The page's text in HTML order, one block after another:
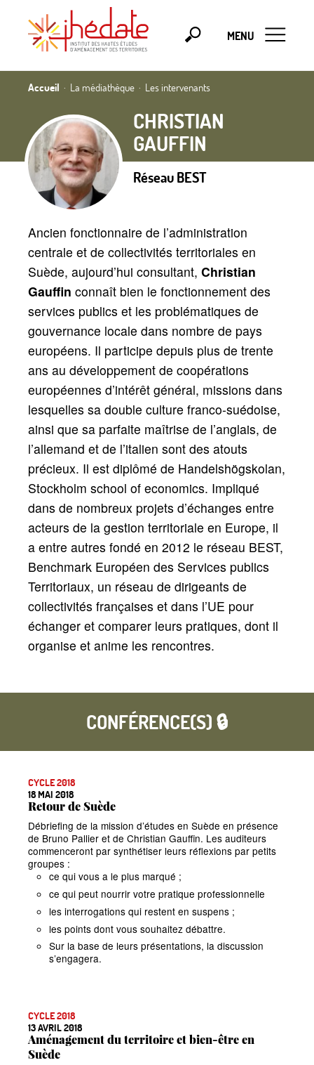
MENU
Accueil La médiathèque Les intervenants
CHRISTIAN
GAUFFIN
Réseau BEST
Ancien fonctionnaire de l’administration
centrale et de collectivités territoriales en
Suède, aujourd’hui consultant, Christian
Gauffin connaît bien le fonctionnement des
services publics et les problématiques de
gouvernance locale dans nombre de pays
européens. Il participe depuis plus de trente
ans au développement de coopérations
européennes d’intérêt général, missions dans
lesquelles sa double culture franco-suédoise,
ainsi que sa parfaite maîtrise de l’anglais, de
l’allemand et de l’italien sont des atouts
précieux. Il est diplômé de Handelshögskolan,
Stockholm school of economics. Impliqué
dans de nombreux projets d’échanges entre
acteurs de la gestion territoriale en Europe, il
a entre autres fondé en 2012 le réseau BEST,
Benchmark Européen des Services publics
Territoriaux, un réseau de dirigeants de
collectivités françaises et dans l’UE pour
échanger et comparer leurs pratiques, dont il
organise et anime les rencontres.
CONFÉRENCE(S) 🔒
CYCLE 2018
18 MAI 2018
Retour de Suède
Débriefing de la mission d’études en Suède en présence
de Bruno Pallier et de Christian Gauffin. Les auditeurs
commenceront par synthétiser leurs réflexions par petits
groupes :
ce qui vous a le plus marqué ;
ce qui peut nourrir votre pratique professionnelle
les interrogations qui restent en suspens ;
les points dont vous souhaitez débattre.
Sur la base de leurs présentations, la discussion
s’engagera.
CYCLE 2018
13 AVRIL 2018
Aménagement du territoire et bien-être en
Suède